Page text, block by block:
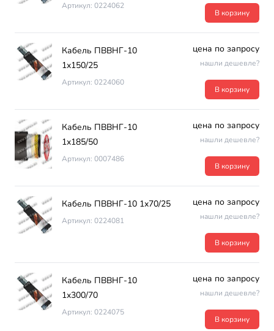
Артикул: 0224062
В корзину
Кабель ПВВНГ-10
1х150/25
Артикул: 0224060
цена по запросу
нашли дешевле?
В корзину
Кабель ПВВНГ-10
1х185/50
Артикул: 0007486
цена по запросу
нашли дешевле?
В корзину
Кабель ПВВНГ-10 1х70/25
Артикул: 0224081
цена по запросу
нашли дешевле?
В корзину
Кабель ПВВНГ-10
1х300/70
Артикул: 0224075
цена по запросу
нашли дешевле?
В корзину